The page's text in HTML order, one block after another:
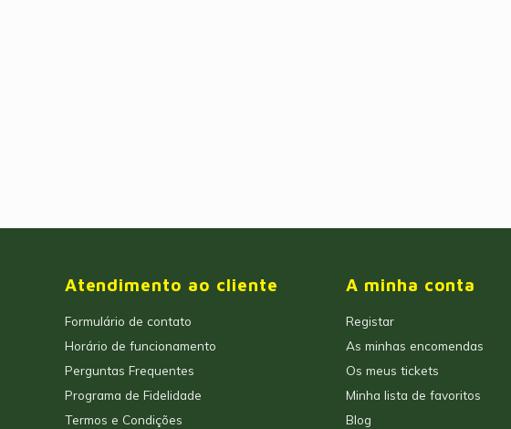
Atendimento ao cliente
Formulário de contato
Horário de funcionamento
Perguntas Frequentes
Programa de Fidelidade
Termos e Condições
A minha conta
Registar
As minhas encomendas
Os meus tickets
Minha lista de favoritos
Blog